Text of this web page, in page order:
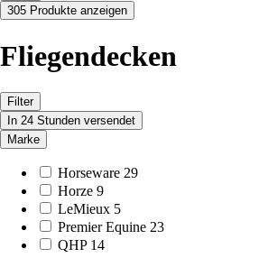
305 Produkte anzeigen
Fliegendecken
Filter
In 24 Stunden versendet
Marke
Horseware 29
Horze 9
LeMieux 5
Premier Equine 23
QHP 14